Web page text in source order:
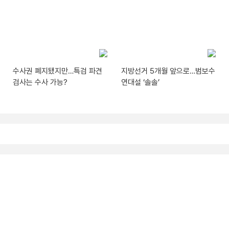
수사권 폐지됐지만…특검 파견
검사는 수사 가능?
지방선거 5개월 앞으로…범보수
연대설 ‘솔솔’